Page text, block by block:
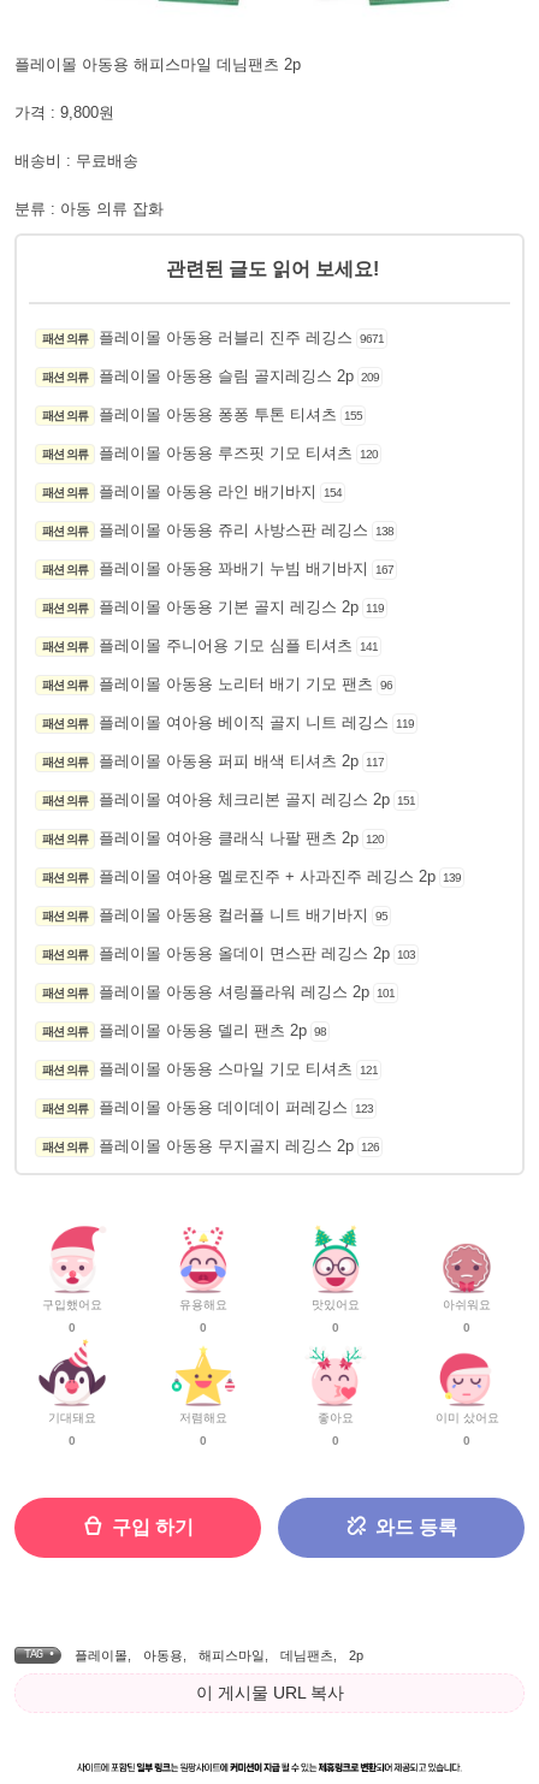
플레이몰 아동용 해피스마일 데님팬츠 2p
가격 : 9,800원
배송비 : 무료배송
분류 : 아동 의류 잡화
관련된 글도 읽어 보세요!
패션 의류 플레이몰 아동용 러블리 진주 레깅스 9671
패션 의류 플레이몰 아동용 슬림 골지레깅스 2p 209
패션 의류 플레이몰 아동용 퐁퐁 투톤 티셔츠 155
패션 의류 플레이몰 아동용 루즈핏 기모 티셔츠 120
패션 의류 플레이몰 아동용 라인 배기바지 154
패션 의류 플레이몰 아동용 쥬리 사방스판 레깅스 138
패션 의류 플레이몰 아동용 꽈배기 누빔 배기바지 167
패션 의류 플레이몰 아동용 기본 골지 레깅스 2p 119
패션 의류 플레이몰 주니어용 기모 심플 티셔츠 141
패션 의류 플레이몰 아동용 노리터 배기 기모 팬츠 96
패션 의류 플레이몰 여아용 베이직 골지 니트 레깅스 119
패션 의류 플레이몰 아동용 퍼피 배색 티셔츠 2p 117
패션 의류 플레이몰 여아용 체크리본 골지 레깅스 2p 151
패션 의류 플레이몰 여아용 클래식 나팔 팬츠 2p 120
패션 의류 플레이몰 여아용 멜로진주 + 사과진주 레깅스 2p 139
패션 의류 플레이몰 아동용 컬러플 니트 배기바지 95
패션 의류 플레이몰 아동용 올데이 면스판 레깅스 2p 103
패션 의류 플레이몰 아동용 셔링플라워 레깅스 2p 101
패션 의류 플레이몰 아동용 델리 팬츠 2p 98
패션 의류 플레이몰 아동용 스마일 기모 티셔츠 121
패션 의류 플레이몰 아동용 데이데이 퍼레깅스 123
패션 의류 플레이몰 아동용 무지골지 레깅스 2p 126
구입했어요
0
기대돼요
0
유용해요
0
저렴해요
0
맛있어요
0
좋아요
0
아쉬워요
0
이미 샀어요
0
구입 하기 와드 등록
TAG • 플레이몰 아동용 해피스마일 데님팬츠 2p
이 게시물 URL 복사